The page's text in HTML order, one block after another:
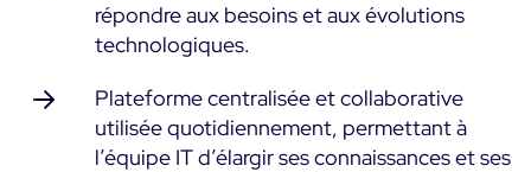
répondre aux besoins et aux évolutions
technologiques.
Plateforme centralisée et collaborative
utilisée quotidiennement, permettant à
l’équipe IT d’élargir ses connaissances et ses